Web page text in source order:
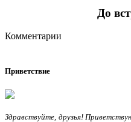
До
Комментарии
Приветствие
Здравствуйте, друзья!